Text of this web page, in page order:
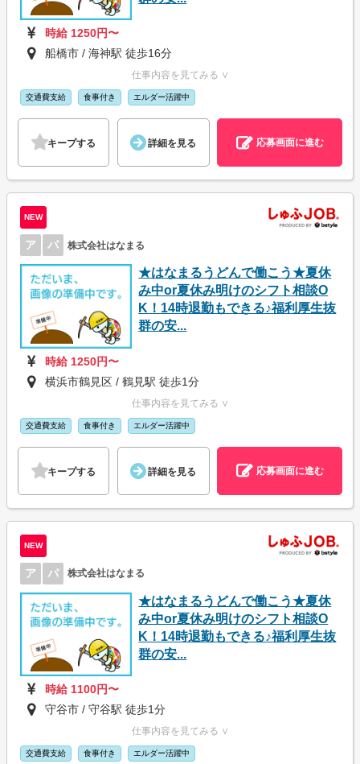
時給 1250円〜
船橋市 / 海神駅 徒歩16分
仕事内容を見てみる ∨
交通費支給 食事付き エルダー活躍中
キープする 詳細を見る 応募画面に進む
NEW
ア パ 株式会社はなまる
★はなまるうどんで働こう★夏休
み中or夏休み明けのシフト相談O
K！14時退勤もできる♪福利厚生抜
群の安...
時給 1250円〜
横浜市鶴見区 / 鶴見駅 徒歩1分
仕事内容を見てみる ∨
交通費支給 食事付き エルダー活躍中
キープする 詳細を見る 応募画面に進む
NEW
ア パ 株式会社はなまる
★はなまるうどんで働こう★夏休
み中or夏休み明けのシフト相談O
K！14時退勤もできる♪福利厚生抜
群の安...
時給 1100円〜
守谷市 / 守谷駅 徒歩1分
仕事内容を見てみる ∨
交通費支給 食事付き エルダー活躍中